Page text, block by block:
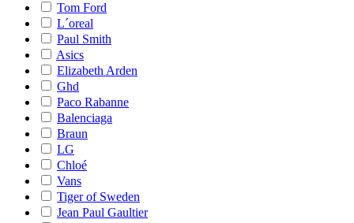
Tom Ford
L´oreal
Paul Smith
Asics
Elizabeth Arden
Ghd
Paco Rabanne
Balenciaga
Braun
LG
Chloé
Vans
Tiger of Sweden
Jean Paul Gaultier